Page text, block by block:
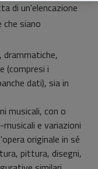
di un'elencazione
siano
drammatiche,
(compresi i
dati), sia in
musicali, con o
e variazioni
originale in sé
pittura, disegni,